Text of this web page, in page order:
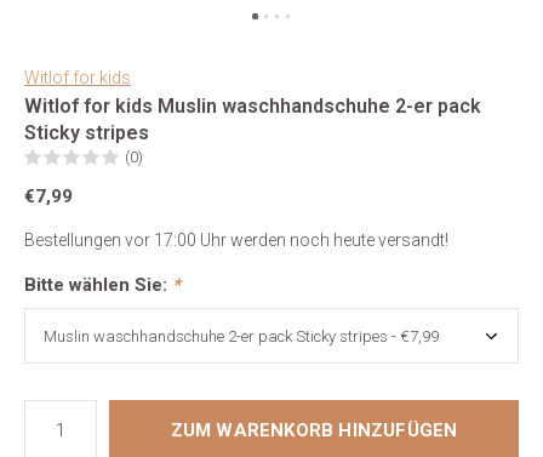
Witlof for kids
Witlof for kids Muslin waschhandschuhe 2-er pack
Sticky stripes
(0)
€7,99
Bestellungen vor 17:00 Uhr werden noch heute versandt!
Bitte wählen Sie: *
ZUM WARENKORB HINZUFÜGEN